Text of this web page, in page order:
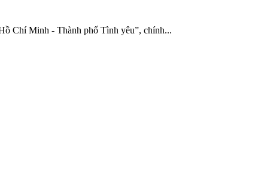
Chí Minh - Thành phố Tình yêu”, chính...